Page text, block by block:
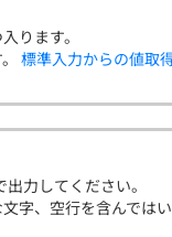
ります。
標準入力からの値取
力してください。
字、空行を含んでは